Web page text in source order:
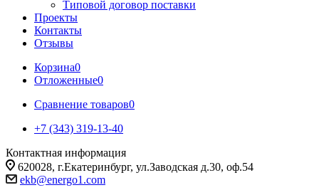
Типовой договор поставки
Проекты
Контакты
Отзывы
Корзина0
Отложенные0
Сравнение товаров0
+7 (343) 319-13-40
Контактная информация
620028, г.Екатеринбург, ул.Заводская д.30, оф.54
ekb@energo1.com